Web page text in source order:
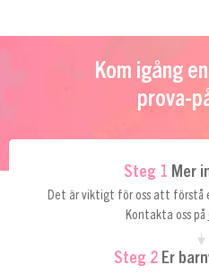
Kom igång
prova-
Steg 1 Mer
Det är viktigt för oss att förstå
Kontakta oss på
Steg 2 Er